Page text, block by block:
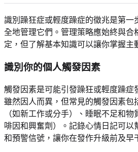
識別躁狂症或輕度躁症的徵兆是第一
全地管理它們。管理策略應始終與合
定，但了解基本知識可以讓你掌握主
識別你的個人觸發因素
觸發因素是可能引發躁狂或輕度躁症
雖然因人而異，但常見的觸發因素包
（如新工作或分手）、睡眠不足和
啡因和興奮劑）。記錄心情日記可以
和預警信號，讓你在發作升級前及早